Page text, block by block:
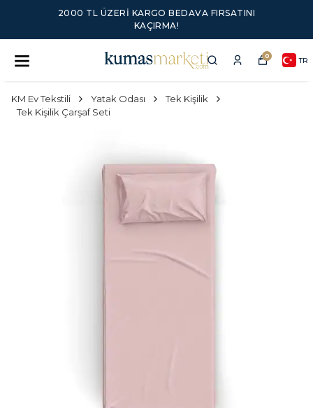
2000 TL ÜZERI KARGO BEDAVA FIRSATINI
KAÇIRMA!
0 TR
KM Ev Tekstili Yatak Odası
Tek Kişilik
Tek Kişilik Çarşaf Seti